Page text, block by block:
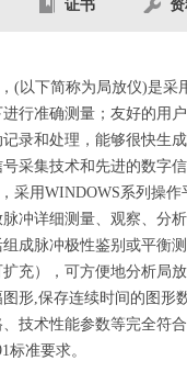
证书
(以下简称为局放仪)是
行准确测量；友好的用
录和处理，能够很快生
采集技术和先进的数字
采用WINDOWS系列操
冲详细测量、观察、分
成脉冲极性鉴别或平衡
充），可方便地分析局
形,保存连续时间的图形
术性能参数等完全符合
标准要求。